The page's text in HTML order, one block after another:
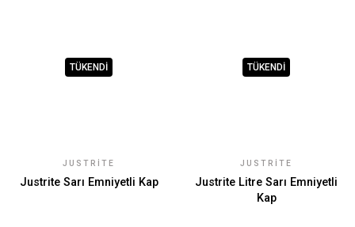
TÜKENDİ
JUSTRITE
Justrite Sarı Emniyetli Kap
TÜKENDİ
JUSTRITE
Justrite Litre Sarı Emniyetli
Kap